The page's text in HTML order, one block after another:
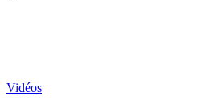
Vidéos